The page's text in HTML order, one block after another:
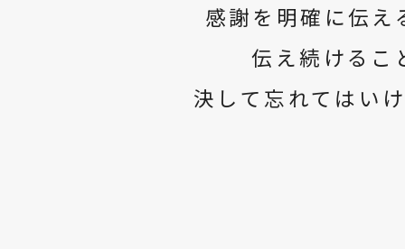
感謝を明確に伝え
伝え続けるこ
決して忘れてはい